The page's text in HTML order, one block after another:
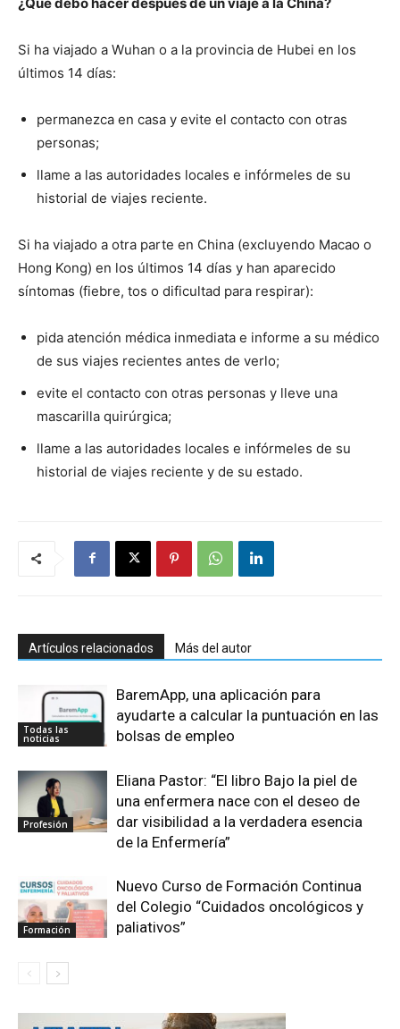
Si ha viajado a Wuhan o a la provincia de Hubei en los
últimos 14 días:
permanezca en casa y evite el contacto con otras
personas;
llame a las autoridades locales e infórmeles de su
historial de viajes reciente.
Si ha viajado a otra parte en China (excluyendo Macao o
Hong Kong) en los últimos 14 días y han aparecido
síntomas (fiebre, tos o dificultad para respirar):
pida atención médica inmediata e informe a su médico
de sus viajes recientes antes de verlo;
evite el contacto con otras personas y lleve una
mascarilla quirúrgica;
llame a las autoridades locales e infórmeles de su
historial de viajes reciente y de su estado.
Artículos relacionados Más del autor
Todas las
noticias
BaremApp, una aplicación para
ayudarte a calcular la puntuación en las
bolsas de empleo
Profesión
Eliana Pastor: “El libro Bajo la piel de
una enfermera nace con el deseo de
dar visibilidad a la verdadera esencia
de la Enfermería”
Formación
Nuevo Curso de Formación Continua
del Colegio “Cuidados oncológicos y
paliativos”